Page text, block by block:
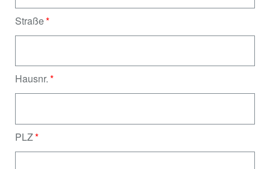
Straße
Hausnr.
PLZ